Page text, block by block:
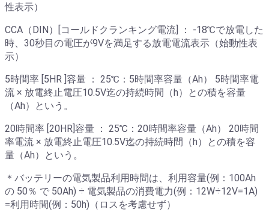
性表示）
CCA（DIN）[コールドクランキング電流] ： -18℃で放電した
時、30秒目の電圧が9Vを満足する放電電流表示（始動性表
示）
5時間率 [5HR ]容量 ： 25℃：5時間率容量（Ah） 5時間率電
流 × 放電終止電圧10.5V迄の持続時間（h）との積を容量
（Ah）という。
20時間率 [20HR]容量 ： 25℃：20時間率容量（Ah） 20時間
率電流 × 放電終止電圧10.5V迄の持続時間（h）との積を容
量（Ah）という。
＊バッテリーの電気製品利用時間は、利用容量(例：100Ah
の 50％ で 50Ah) ÷ 電気製品の消費電力(例：12W÷12V=1A)
=利用時間(例：50h)（ロスを考慮せず）